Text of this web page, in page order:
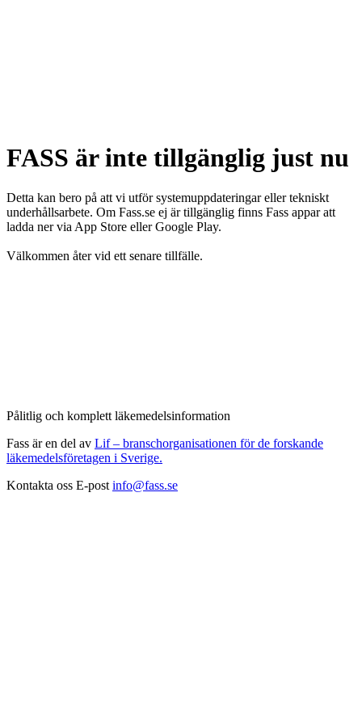
FASS är inte tillgänglig just nu
Detta kan bero på att vi utför systemuppdateringar eller tekniskt
underhållsarbete. Om Fass.se ej är tillgänglig finns Fass appar att
ladda ner via App Store eller Google Play.
Välkommen åter vid ett senare tillfälle.
Pålitlig och komplett läkemedelsinformation
Fass är en del av Lif – branschorganisationen för de forskande
läkemedelsföretagen i Sverige.
Kontakta oss E-post info@fass.se